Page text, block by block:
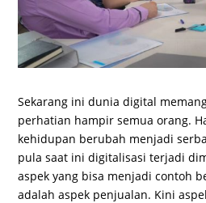
Sekarang ini dunia digital
perhatian hampir semua orang.
kehidupan berubah menjadi
pula saat ini digitalisasi terjadi
aspek yang bisa menjadi contoh
adalah aspek penjualan. Kini